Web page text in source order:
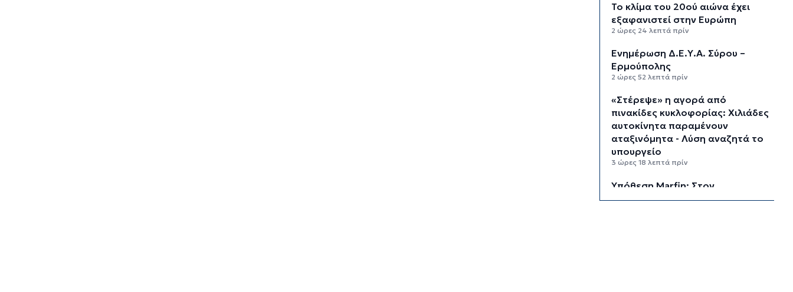
Το κλίμα του 20ού αιώνα έχει
εξαφανιστεί στην Ευρώπη
2 ώρες 24 λεπτά πρίν
Ενημέρωση Δ.Ε.Υ.Α. Σύρου –
Ερμούπολης
2 ώρες 52 λεπτά πρίν
«Στέρεψε» η αγορά από
πινακίδες κυκλοφορίας: Χιλιάδες
αυτοκίνητα παραμένουν
αταξινόμητα - Λύση αναζητά το
υπουργείο
3 ώρες 18 λεπτά πρίν
Υπόθεση Marfin: Στον
εισαγγελέα σήμερα η 46χρονη